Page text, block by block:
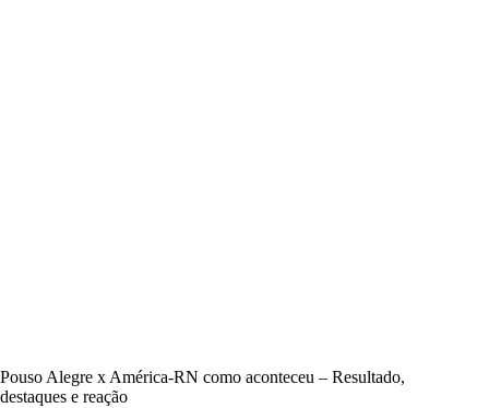
Pouso Alegre x América-RN como aconteceu – Resultado,
destaques e reação